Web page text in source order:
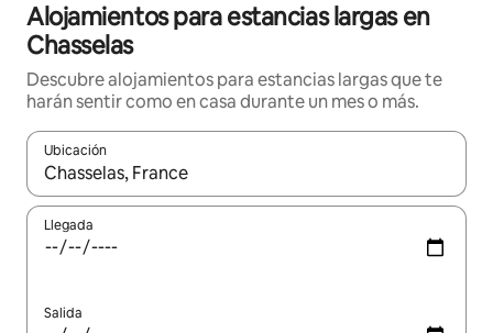
Alojamientos para estancias largas en
Chasselas
Descubre alojamientos para estancias largas que te
harán sentir como en casa durante un mes o más.
Ubicación
Cuando los resultados estén disponibles, podrás navegar
Llegada
Salida